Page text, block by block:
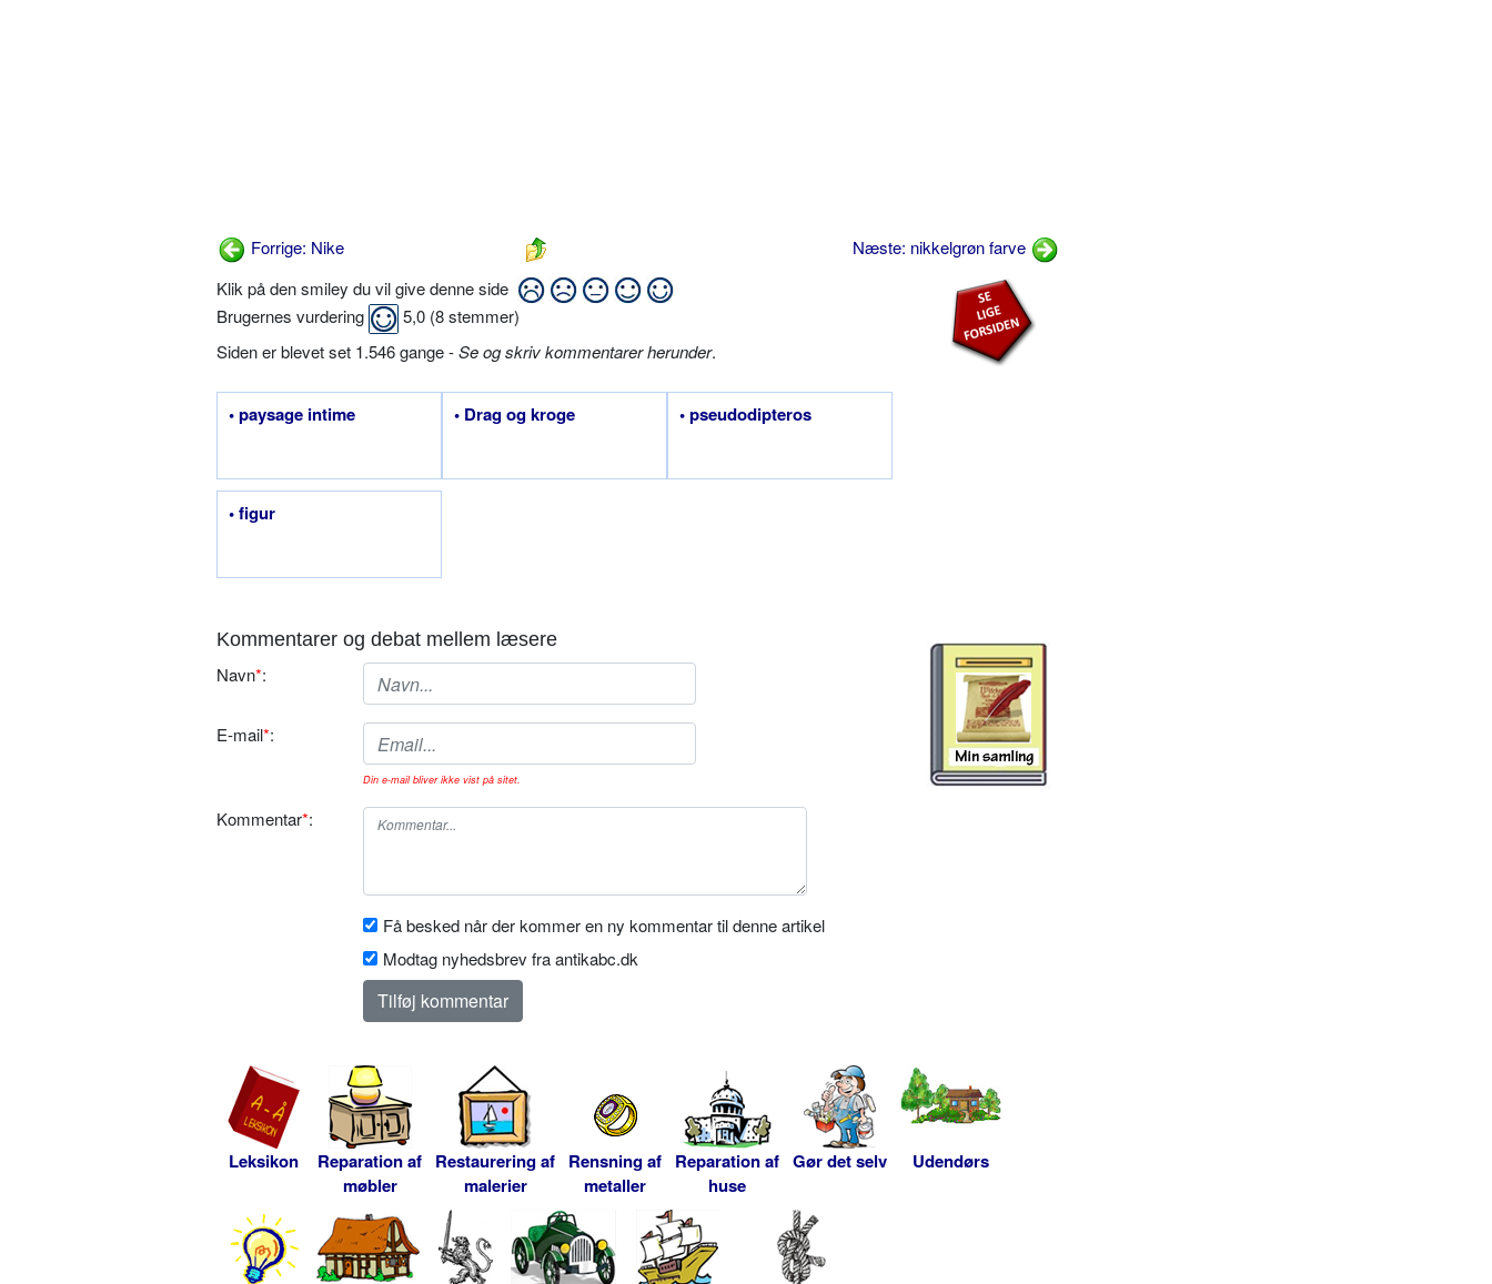
Forrige: Nike
Næste: nikkelgrøn farve
Klik på den smiley du vil give denne side
Brugernes vurdering
5,0 (8stemmer)
Siden er blevet set 1.546 gange -Se og skriv kommentarer herunder.
• paysage intime • Drag og kroge • pseudodipteros
• figur
Kommentarer og debat mellem læsere
Navn*:
E-mail*:
Din e-mail bliver ikke vist på sitet.
Kommentar*:
Få besked når der kommer en ny kommentar til denne artikel
Modtag nyhedsbrev fra antikabc.dk
Leksikon
Reparation af
møbler
Restaurering af
malerier
Rensning af
metaller
Reparation af
huse
Gør det selv Udendørs